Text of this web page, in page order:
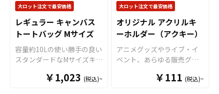
大ロット注文で最安価格
レギュラー キャンバス
トートバッグ Mサイズ
容量約10Lの使い勝手の良い
スタンダードなMサイズキャ
100％のしっかりとした生地
￥1,023 (税込)~
大ロット注文で最安価格
オリジナル アクリルキ
ーホルダー（アクキー）
アニメグッズやライブ・イ
ベント、あらゆる販売グッ
リルキーホルダー（アクキ
￥111 (税込)~